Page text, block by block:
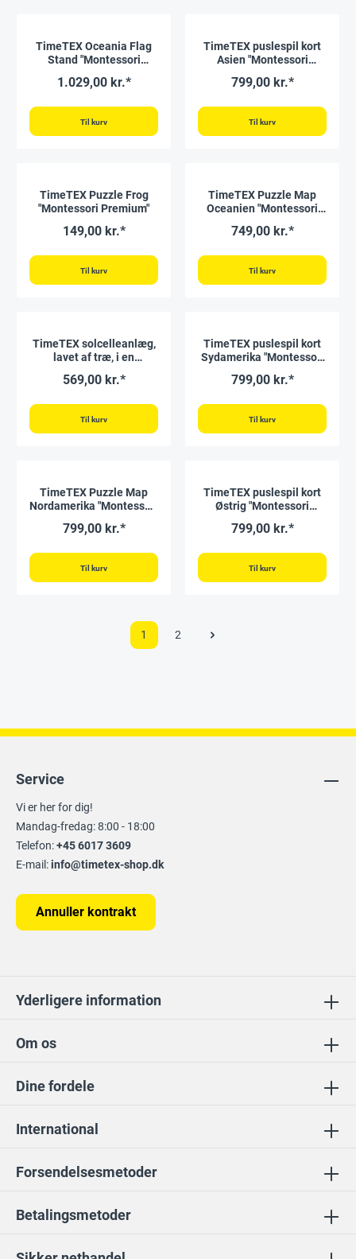
TimeTEX Oceania Flag
Stand "Montessori
1.029,00 kr.*
Til kurv
TimeTEX puslespil kort
Asien "Montessori
799,00 kr.*
Til kurv
TimeTEX Puzzle Frog
"Montessori Premium"
149,00 kr.*
Til kurv
TimeTEX Puzzle Map
Oceanien "Montessori
749,00 kr.*
Til kurv
TimeTEX solcelleanlæg,
lavet af træ, i en
Premium"
569,00 kr.*
Til kurv
TimeTEX puslespil kort
Sydamerika "Montessori
799,00 kr.*
Til kurv
TimeTEX Puzzle Map
Nordamerika "Montessori
799,00 kr.*
Til kurv
TimeTEX puslespil kort
Østrig "Montessori
799,00 kr.*
Til kurv
1 2
Dine fordele
International
Om os
Service
Vi er her for dig!
Mandag-fredag: 8:00 - 18:00
Telefon:+45 6017 3609
E-mail:info@timetex-shop.dk
Annuller kontrakt
Yderligere information
Betalingsmetoder
Forsendelsesmetoder